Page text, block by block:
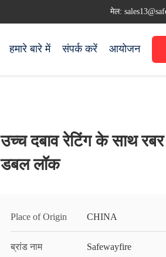
मेल:
हमारे बारे में संपर्क करें आयोजन
उच्च दबाव रेटिंग के साथ
डबल लॉक
Place of Origin CHINA
ब्रांड नाम Safewayfire